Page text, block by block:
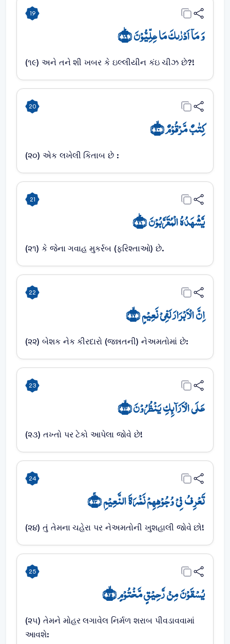
19
وَ مَاۤ اَدۡرٰىکَ مَا عِلِّیُّوۡنَ ﴿ؕ۱۹﴾
(૧૯) અને તને શી ખબર કે ઇલ્લીયીન કંઇ ચીઝ છે?!
20
کِتٰبٌ مَّرۡقُوۡمٌ ﴿ۙ۲۰﴾
(૨૦) એક લખેલી કિતાબ છે :
21
یَّشۡہَدُہُ الۡمُقَرَّبُوۡنَ ﴿ؕ۲۱﴾
(૨૧) કે જેના ગવાહ મુકર્રબ (ફરિશ્તાઓ) છે.
22
اِنَّ الۡاَبۡرَارَ لَفِیۡ نَعِیۡمٍ ﴿ۙ۲۲﴾
(૨૨) બેશક નેક કીરદારો (જન્નતની) નેઅમતોમાં છે:
23
عَلَی الۡاَرَآئِکِ یَنۡظُرُوۡنَ ﴿ۙ۲۳﴾
(૨૩) તખ્તો પર ટેકો આપેલા જોવે છે!
24
تَعۡرِفُ فِیۡ وُجُوۡہِہِمۡ نَضۡرَۃَ النَّعِیۡمِ ﴿ۚ۲۴﴾
(૨૪) તું તેમના ચહેરા પર નેઅમતોની ખુશહાલી જોવે છો!
25
یُسۡقَوۡنَ مِنۡ رَّحِیۡقٍ مَّخۡتُوۡمٍ ﴿ۙ۲۵﴾
(૨૫) તેમને મોહર લગાવેલ નિર્મળ શરાબ પીવડાવવામાં
આવશે: